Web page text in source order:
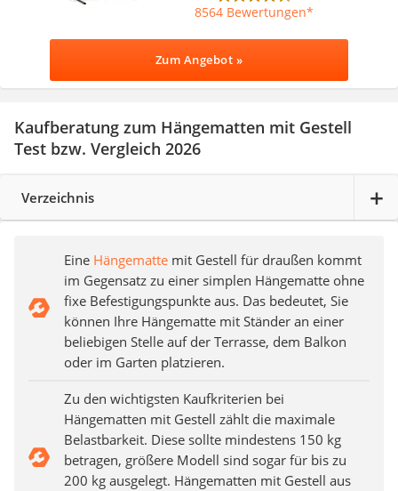
8564 Bewertungen
Zum Angebot »
Kaufberatung zum Hängematten mit Gestell
Test bzw. Vergleich 2026
Verzeichnis
Eine Hängematte mit Gestell für draußen kommt
im Gegensatz zu einer simplen Hängematte ohne
fixe Befestigungspunkte aus. Das bedeutet, Sie
können Ihre Hängematte mit Ständer an einer
beliebigen Stelle auf der Terrasse, dem Balkon
oder im Garten platzieren.
Zu den wichtigsten Kaufkriterien bei
Hängematten mit Gestell zählt die maximale
Belastbarkeit. Diese sollte mindestens 150 kg
betragen, größere Modell sind sogar für bis zu
200 kg ausgelegt. Hängematten mit Gestell aus